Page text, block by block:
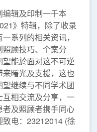
辑及印制一千本
》特辑，除了收录
系列的相关资讯，
顾技巧、个案分
能於面对这不可逆
曙光及支援，这也
继续与不同学术团
相交流及分享，一
及照顾者携手同心
电：23212014 (徐